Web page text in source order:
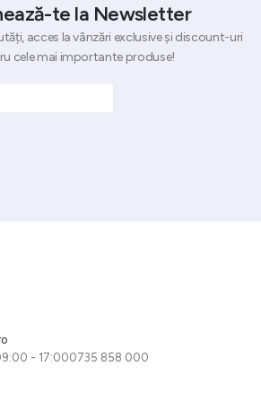
te la Newsletter
acces la vânzări exclusive și discount-uri
cele mai importante produse!
- 17:000735 858 000